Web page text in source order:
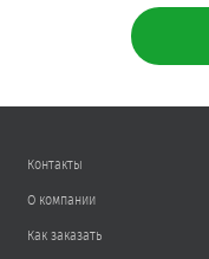
Контакты
О компании
Как заказать